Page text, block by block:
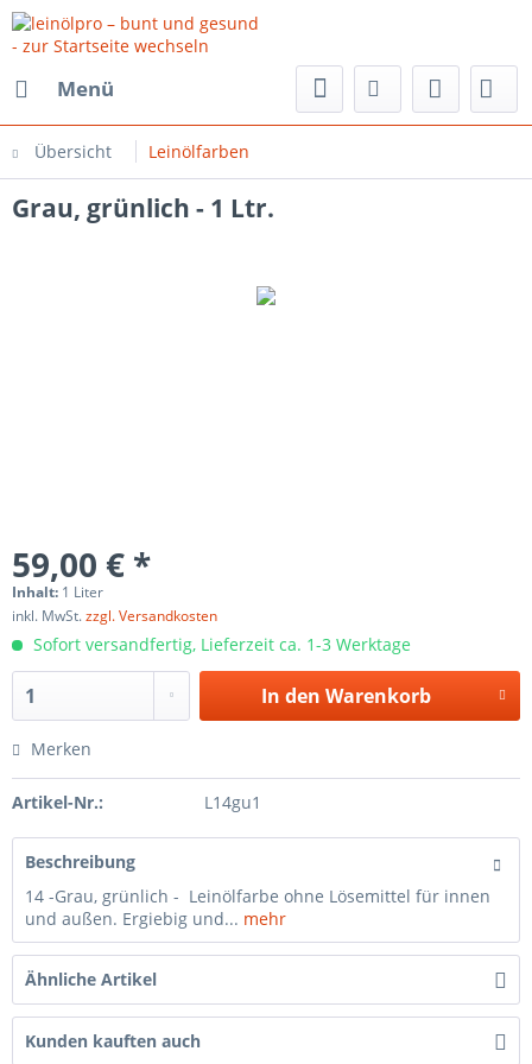
Menü
Übersicht Leinölfarben
Grau, grünlich - 1 Ltr.
59,00 € *
Inhalt: 1 Liter
inkl. MwSt.zzgl. Versandkosten
Sofort versandfertig, Lieferzeit ca. 1-3 Werktage
In den Warenkorb
Merken
Artikel-Nr.: L14gu1
Beschreibung
14 -Grau, grünlich - Leinölfarbe ohne Lösemittel für innen
und außen. Ergiebig und... mehr
Ähnliche Artikel
Kunden kauften auch